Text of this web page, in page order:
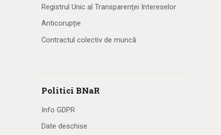
Registrul Unic al Transparenţei Intereselor
Anticorupție
Contractul colectiv de muncă
Politici BNaR
Info GDPR
Date deschise